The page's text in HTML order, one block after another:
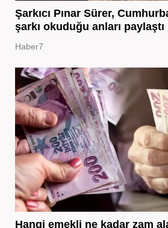
Şarkıcı Pınar Sürer,
şarkı okuduğu anları paylaştı
Haber7
Hangi emekli ne kadar zam